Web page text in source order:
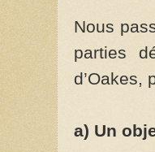
Nous
parties
d’Oakes,
a) Un